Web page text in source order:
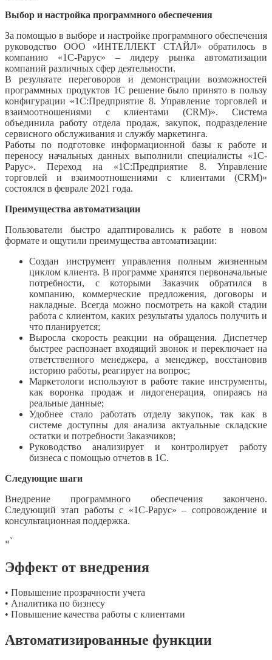
Выбор и настройка программного обеспечения
За помощью в выборе и настройке программного обеспечения
руководство ООО «ИНТЕЛЛЕКТ СТАЙЛ» обратилось в
компанию «1С-Рарус» – лидеру рынка автоматизации
компаний различных сфер деятельности.
В результате переговоров и демонстрации возможностей
программных продуктов 1С решение было принято в пользу
конфигурации «1С:Предприятие 8. Управление торговлей и
взаимоотношениями с клиентами (CRM)». Система
объединила работу отдела продаж, закупок, подразделение
сервисного обслуживания и службу маркетинга.
Работы по подготовке информационной базы к работе и
переносу начальных данных выполнили специалисты «1С-
Рарус». Переход на «1С:Предприятие 8. Управление
торговлей и взаимоотношениями с клиентами (CRM)»
состоялся в феврале 2021 года.
Преимущества автоматизации
Пользователи быстро адаптировались к работе в новом
формате и ощутили преимущества автоматизации:
Создан инструмент управления полным жизненным
циклом клиента. В программе хранятся первоначальные
потребности, с которыми Заказчик обратился в
компанию, коммерческие предложения, договоры и
накладные. Всегда можно посмотреть на какой стадии
работа с клиентом, каких результаты удалось получить и
что планируется;
Выросла скорость реакции на обращения. Диспетчер
быстрее распознает входящий звонок и переключает на
ответственного менеджера, а менеджер, восстановив
историю работы, реагирует на вопрос;
Маркетологи используют в работе такие инструменты,
как воронка продаж и лидогенерация, опираясь на
реальные данные;
Удобнее стало работать отделу закупок, так как в
системе доступны для анализа актуальные складские
остатки и потребности Заказчиков;
Руководство анализирует и контролирует работу
бизнеса с помощью отчетов в 1С.
Следующие шаги
Внедрение программного обеспечения закончено.
Следующий этап работы с «1С-Рарус» – сопровождение и
консультационная поддержка.
«`
Эффект от внедрения
• Повышение прозрачности учета
• Аналитика по бизнесу
• Повышение качества работы с клиентами
Автоматизированные функции